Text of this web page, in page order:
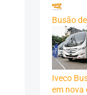
Busão
Iveco
em nova